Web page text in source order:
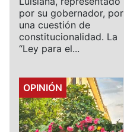
por su gobernador, por
una cuestión de
constitucionalidad. La
“Ley para el...
Details
OPINIÓN